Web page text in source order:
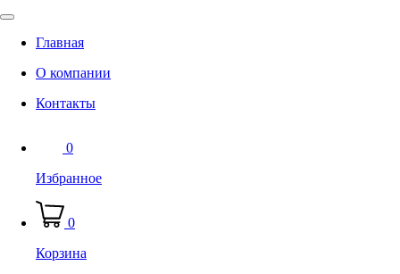
Главная
О компании
Контакты
0
Избранное
0
Корзина